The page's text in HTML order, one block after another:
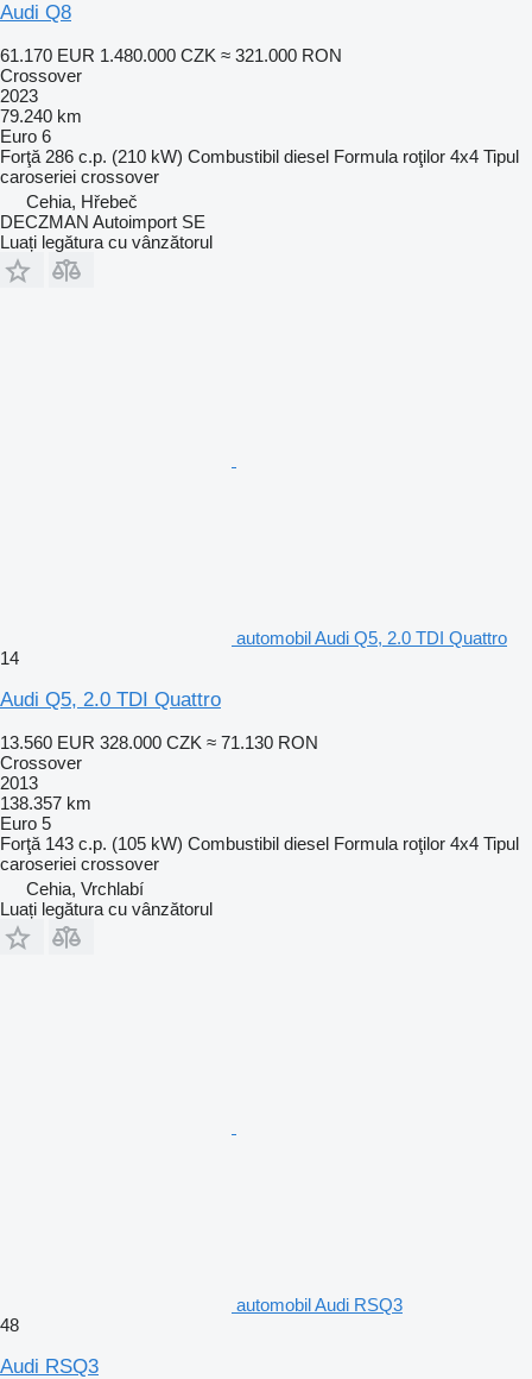
Audi Q8
61.170 EUR 1.480.000 CZK ≈ 321.000 RON
Crossover
2023
79.240 km
Euro 6
Forţă 286 c.p. (210 kW) Combustibil diesel Formula roţilor 4x4 Tipul
caroseriei crossover
Cehia, Hřebeč
DECZMAN Autoimport SE
Luați legătura cu vânzătorul
automobil Audi Q5, 2.0 TDI Quattro
14
Audi Q5, 2.0 TDI Quattro
13.560 EUR 328.000 CZK ≈ 71.130 RON
Crossover
2013
138.357 km
Euro 5
Forţă 143 c.p. (105 kW) Combustibil diesel Formula roţilor 4x4 Tipul
caroseriei crossover
Cehia, Vrchlabí
Luați legătura cu vânzătorul
automobil Audi RSQ3
48
Audi RSQ3